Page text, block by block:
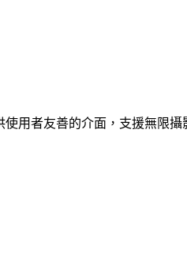
用者友善的介面，支援無限